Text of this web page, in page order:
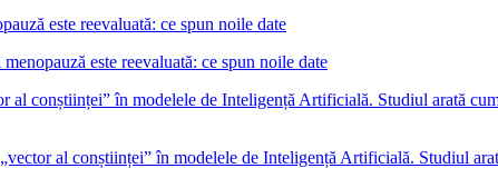
este reevaluată: ce spun noile date
al conștiinței” în modelele de Inteligență Artificială. Studiul